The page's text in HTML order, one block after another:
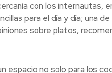
con los internautas,
para el día y día; una
sobre platos,
espacio no solo para los